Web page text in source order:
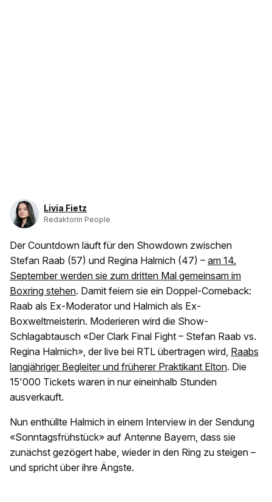
Livia Fietz
Redaktorin People
Der Countdown läuft für den Showdown zwischen
Stefan Raab (57) und Regina Halmich (47) – am 14.
September werden sie zum dritten Mal gemeinsam im
Boxring stehen. Damit feiern sie ein Doppel-Comeback:
Raab als Ex-Moderator und Halmich als Ex-
Boxweltmeisterin. Moderieren wird die Show-
Schlagabtausch «Der Clark Final Fight – Stefan Raab vs.
Regina Halmich», der live bei RTL übertragen wird, Raabs
langjähriger Begleiter und früherer Praktikant Elton. Die
15'000 Tickets waren in nur eineinhalb Stunden
ausverkauft.
Nun enthüllte Halmich in einem Interview in der Sendung
«Sonntagsfrühstück» auf Antenne Bayern, dass sie
zunächst gezögert habe, wieder in den Ring zu steigen –
und spricht über ihre Ängste.